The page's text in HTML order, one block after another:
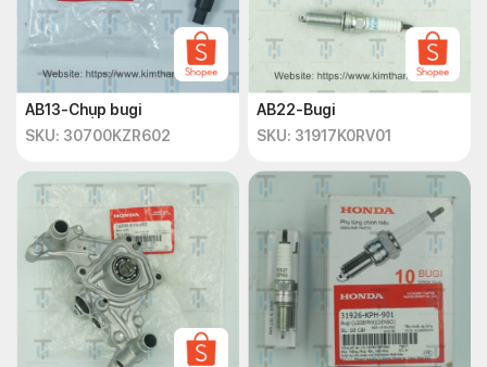
AB13-Chụp bugi
SKU: 30700KZR602
AB22-Bugi
SKU: 31917K0RV01